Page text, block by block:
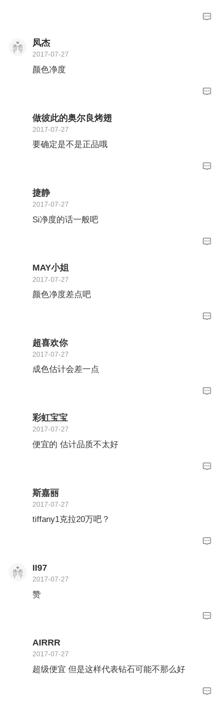
凤杰
2017-07-27
颜色净度
做彼此的奥尔良烤翅
2017-07-27
要确定是不是正品哦
捷静
2017-07-27
Si净度的话一般吧
MAY小姐
2017-07-27
颜色净度差点吧
超喜欢你
2017-07-27
成色估计会差一点
彩虹宝宝
2017-07-27
便宜的 估计品质不太好
斯嘉丽
2017-07-27
tiffany1克拉20万吧？
II97
2017-07-27
赞
AIRRR
2017-07-27
超级便宜 但是这样代表钻石可能不那么好